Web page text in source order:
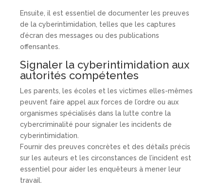
Ensuite, il est essentiel de documenter les preuves
de la cyberintimidation, telles que les captures
d’écran des messages ou des publications
offensantes.
Signaler la cyberintimidation aux
autorités compétentes
Les parents, les écoles et les victimes elles-mêmes
peuvent faire appel aux forces de l’ordre ou aux
organismes spécialisés dans la lutte contre la
cybercriminalité pour signaler les incidents de
cyberintimidation.
Fournir des preuves concrètes et des détails précis
sur les auteurs et les circonstances de l’incident est
essentiel pour aider les enquêteurs à mener leur
travail.